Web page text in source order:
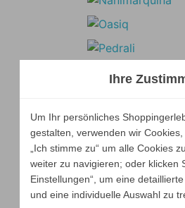
Ihre
Um Ihr persönliches
gestalten, verwenden wir
„Ich stimme zu“ um alle Cookies
weiter zu navigieren; oder klicken
Einstellungen“, um eine
und eine individuelle Auswahl zu